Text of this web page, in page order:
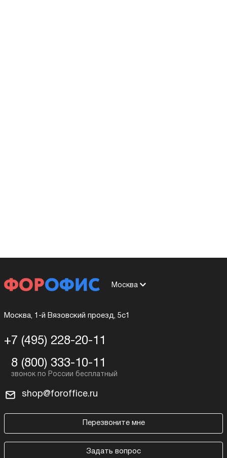
Москва
Москва, 1-й Вязовский проезд, 5с1
+7 (495) 228-20-11
8 (800) 333-10-11
shop@foroffice.ru
Перезвоните мне
Задать вопрос